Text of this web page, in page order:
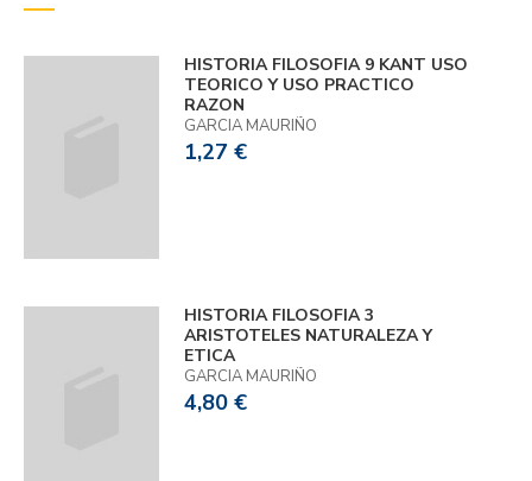
HISTORIA FILOSOFIA 9 KANT USO
TEORICO Y USO PRACTICO
RAZON
GARCIA MAURIÑO
1,27 €
HISTORIA FILOSOFIA 3
ARISTOTELES NATURALEZA Y
ETICA
GARCIA MAURIÑO
4,80 €